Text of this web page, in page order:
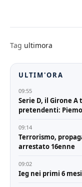
Tag ultimora
ULTIM'ORA
09:55
Serie D, il Girone
pretendenti:
09:14
Terrorismo,
arrestato 16enne
09:02
Ieg nei primi 6